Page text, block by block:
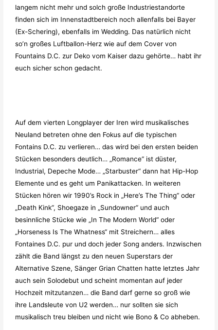
langem nicht mehr und solch große Industriestandorte
finden sich im Innenstadtbereich noch allenfalls bei Bayer
(Ex-Schering), ebenfalls im Wedding. Das natürlich nicht
so’n großes Luftballon-Herz wie auf dem Cover von
Fountains D.C. zur Deko vom Kaiser dazu gehörte… habt ihr
euch sicher schon gedacht.
Auf dem vierten Longplayer der Iren wird musikalisches
Neuland betreten ohne den Fokus auf die typischen
Fontains D.C. zu verlieren… das wird bei den ersten beiden
Stücken besonders deutlich… „Romance“ ist düster,
Industrial, Depeche Mode… „Starbuster“ dann hat Hip-Hop
Elemente und es geht um Panikattacken. In weiteren
Stücken hören wir 1990’s Rock in „Here’s The Thing“ oder
„Death Kink“, Shoegaze in „Sundowner“ und auch
besinnliche Stücke wie „In The Modern World“ oder
„Horseness Is The Whatness“ mit Streichern… alles
Fontaines D.C. pur und doch jeder Song anders. Inzwischen
zählt die Band längst zu den neuen Superstars der
Alternative Szene, Sänger Grian Chatten hatte letztes Jahr
auch sein Solodebut und scheint momentan auf jeder
Hochzeit mitzutanzen… die Band darf gerne so groß wie
ihre Landsleute von U2 werden… nur sollten sie sich
musikalisch treu bleiben und nicht wie Bono & Co abheben.